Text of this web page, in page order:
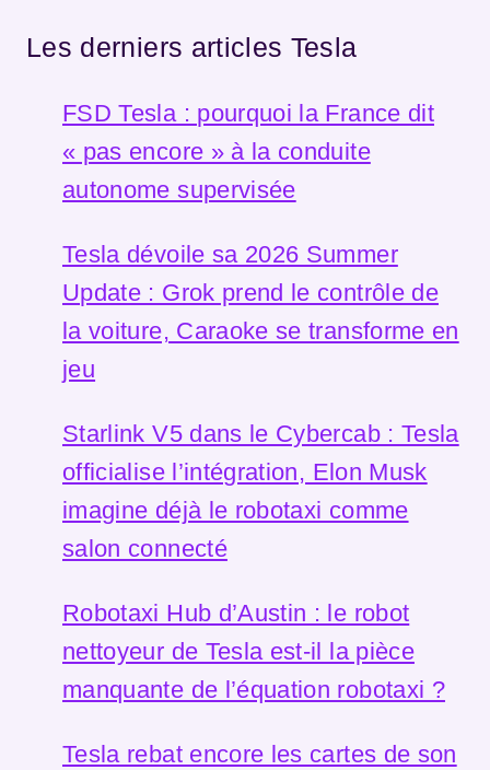
Les derniers articles Tesla
FSD Tesla : pourquoi la France dit
« pas encore » à la conduite
autonome supervisée
Tesla dévoile sa 2026 Summer
Update : Grok prend le contrôle de
la voiture, Caraoke se transforme en
jeu
Starlink V5 dans le Cybercab : Tesla
officialise l’intégration, Elon Musk
imagine déjà le robotaxi comme
salon connecté
Robotaxi Hub d’Austin : le robot
nettoyeur de Tesla est-il la pièce
manquante de l’équation robotaxi ?
Tesla rebat encore les cartes de son